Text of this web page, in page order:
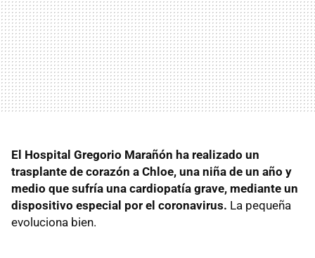
El Hospital Gregorio Marañón ha realizado un
trasplante de corazón a Chloe, una niña de un año y
medio que sufría una cardiopatía grave, mediante un
dispositivo especial por el coronavirus. La pequeña
evoluciona bien.